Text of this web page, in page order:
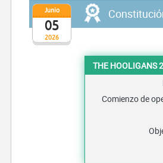
2026
Junio
05
THE HOOLIGANS
Comienzo de